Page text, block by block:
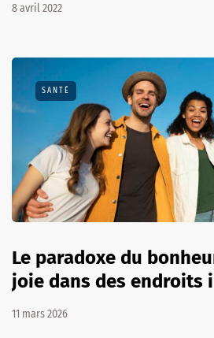
8 avril 2022
SANTÉ
Le paradoxe du
joie dans des endroits
11 mars 2026